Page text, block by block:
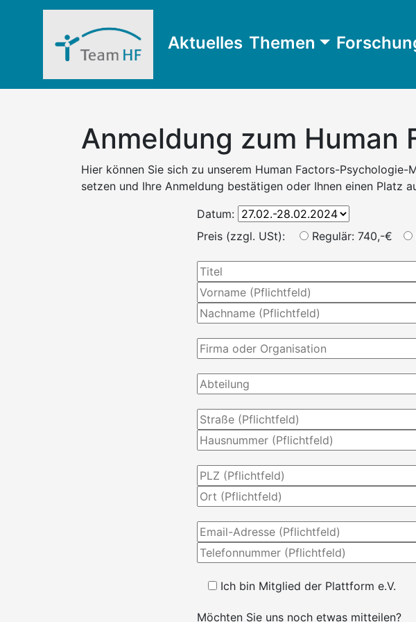
Aktuelles Themen
Anmeldung zum Human
Hier können Sie sich zu unserem Human Factors-
setzen und Ihre Anmeldung bestätigen oder Ihnen einen Platz
Datum:
Preis (zzgl. USt):
Regulär: 740,-€
Ich bin Mitglied der Plattform e.V.
Möchten Sie uns noch etwas mitteilen?